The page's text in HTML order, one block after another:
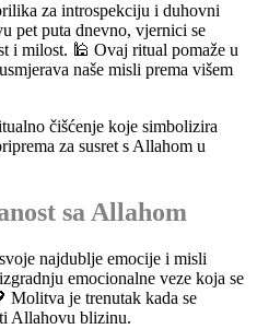
za introspekciju i duhovni
pet puta dnevno, vjernici se
i milost. 🕌 Ovaj ritual pomaže u
naše misli prema višem
čišćenje koje simbolizira
za susret s Allahom u
sa Allahom
najdublje emocije i misli
emocionalne veze koja se
Molitva je trenutak kada se
Allahovu blizinu.